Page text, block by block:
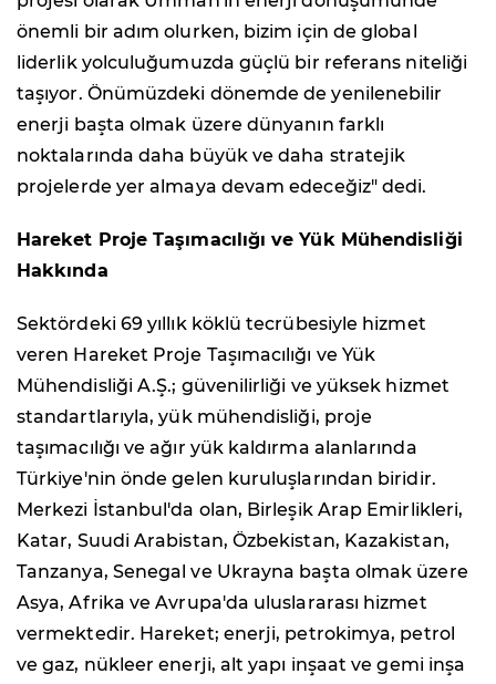
önemli bir adım olurken, bizim için de global
liderlik yolculuğumuzda güçlü bir referans niteliği
taşıyor. Önümüzdeki dönemde de yenilenebilir
enerji başta olmak üzere dünyanın farklı
noktalarında daha büyük ve daha stratejik
projelerde yer almaya devam edeceğiz" dedi.
Hareket Proje Taşımacılığı ve Yük Mühendisliği
Hakkında
Sektördeki 69 yıllık köklü tecrübesiyle hizmet
veren Hareket Proje Taşımacılığı ve Yük
Mühendisliği A.Ş.; güvenilirliği ve yüksek hizmet
standartlarıyla, yük mühendisliği, proje
taşımacılığı ve ağır yük kaldırma alanlarında
Türkiye'nin önde gelen kuruluşlarından biridir.
Merkezi İstanbul'da olan, Birleşik Arap Emirlikleri,
Katar, Suudi Arabistan, Özbekistan, Kazakistan,
Tanzanya, Senegal ve Ukrayna başta olmak üzere
Asya, Afrika ve Avrupa'da uluslararası hizmet
vermektedir. Hareket; enerji, petrokimya, petrol
ve gaz, nükleer enerji, alt yapı inşaat ve gemi inşa